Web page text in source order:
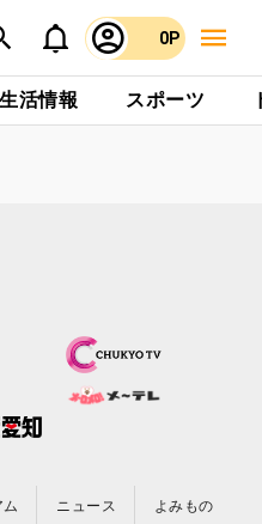
0P
生活情報 スポーツ
ニュース よみもの